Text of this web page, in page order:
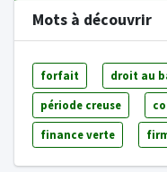
Mots à découvrir
forfait droit au
période creuse
finance verte